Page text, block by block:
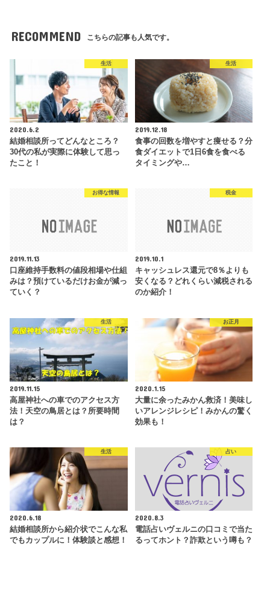
RECOMMEND こちらの記事も人気です。
生活
2020.6.2
結婚相談所ってどんなところ？
30代の私が実際に体験して思っ
たこと！
生活
2019.12.18
食事の回数を増やすと痩せる？分
食ダイエットで1日6食を食べる
タイミングや…
お得な情報
2019.11.13
口座維持手数料の値段相場や仕組
みは？預けているだけお金が減っ
ていく？
税金
2019.10.1
キャッシュレス還元で8％よりも
安くなる？どれくらい減税される
のか紹介！
生活
2019.11.15
高屋神社への車でのアクセス方
法！天空の鳥居とは？所要時間
は？
お正月
2020.1.15
大量に余ったみかん救済！美味し
いアレンジレシピ！みかんの驚く
効果も！
生活
2020.6.18
結婚相談所から紹介状でこんな私
でもカップルに！体験談と感想！
占い
2020.8.3
電話占いヴェルニの口コミで当た
るってホント？詐欺という噂も？